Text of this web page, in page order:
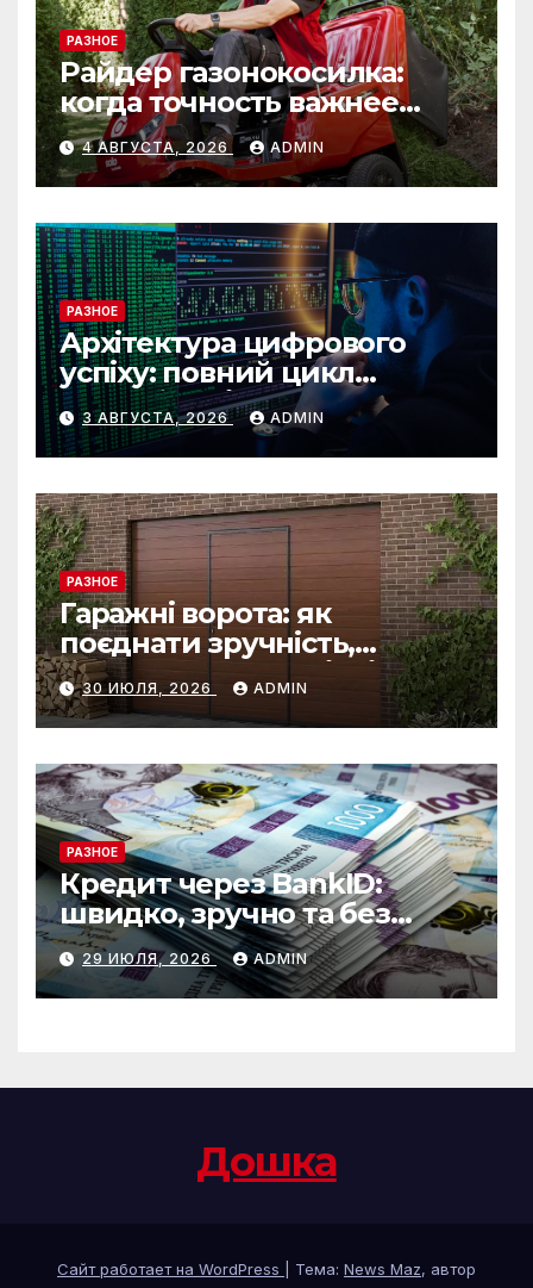
РАЗНОЕ
Райдер газонокосилка:
когда точность важнее
скорости
4 АВГУСТА, 2026 ADMIN
РАЗНОЕ
Архітектура цифрового
успіху: повний цикл
розробки від IST Group
3 АВГУСТА, 2026 ADMIN
РАЗНОЕ
Гаражні ворота: як
поєднати зручність,
безпеку та довговічність
30 ИЮЛЯ, 2026 ADMIN
РАЗНОЕ
Кредит через BankID:
швидко, зручно та без
зайвих формальностей
29 ИЮЛЯ, 2026 ADMIN
Дошка
Сайт работает на WordPress Тема: News Maz, автор